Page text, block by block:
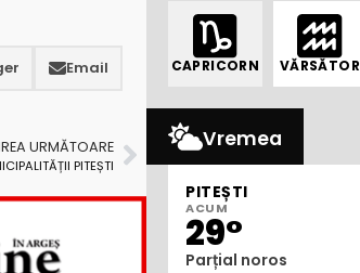
Email
URMĂTOARE
PITEȘTI
CAPRICORN VĂRSĂTOR
Vremea
PITEȘTI
ACUM
29°
Parțial noros